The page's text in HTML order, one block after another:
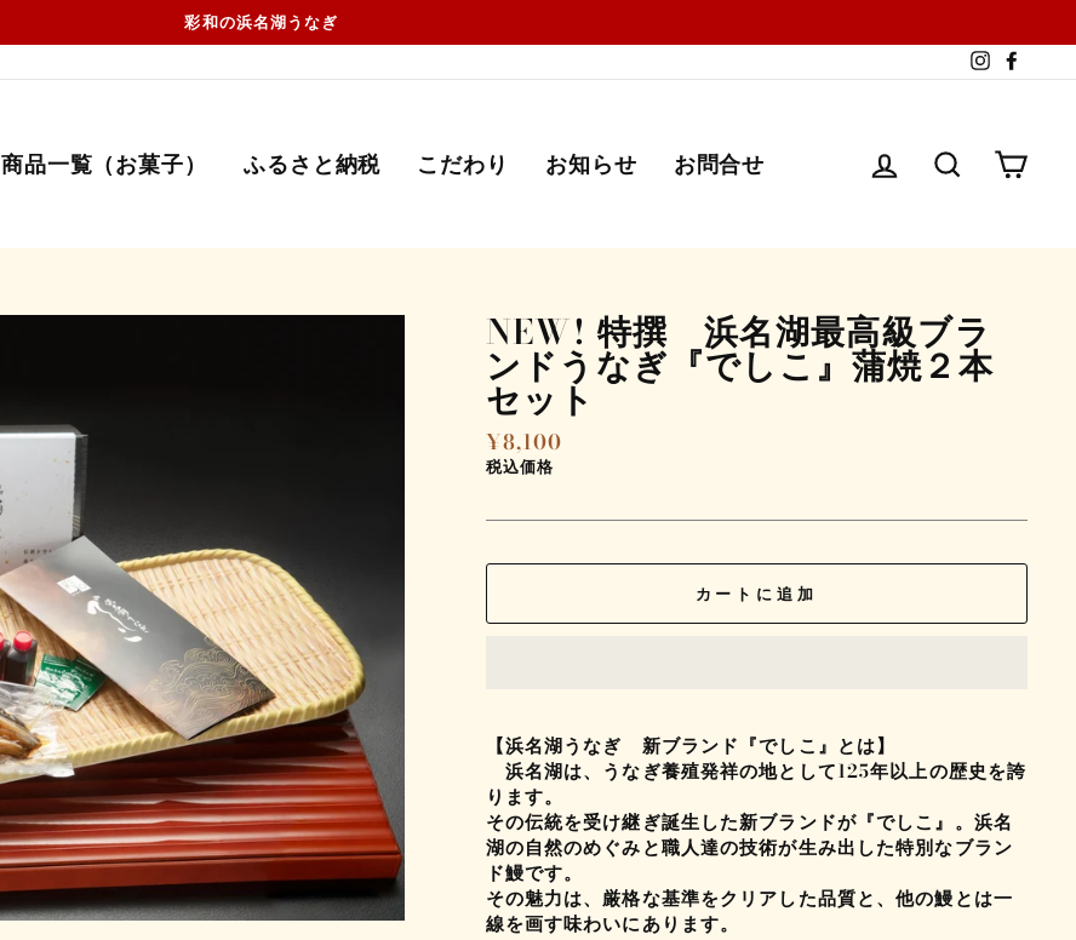
彩和の浜名湖うなぎ
商品一覧（お菓子） ふるさと納税 こだわり お知らせ お問合せ ログイン検索する
NEW! 特撰 浜名湖最高級ブラ
ンドうなぎ『でしこ』蒲焼２本
セット
通
常
格
¥8,100
税込価格
カートに追加
【浜名湖うなぎ 新ブランド『でしこ』とは】
浜名湖は、うなぎ養殖発祥の地として125年以上の歴史を誇
ります。
その伝統を受け継ぎ誕生した新ブランドが『でしこ』。浜名
湖の自然のめぐみと職人達の技術が生み出した特別なブラン
ド鰻です。
その魅力は、厳格な基準をクリアした品質と、他の鰻とは一
線を画す味わいにあります。